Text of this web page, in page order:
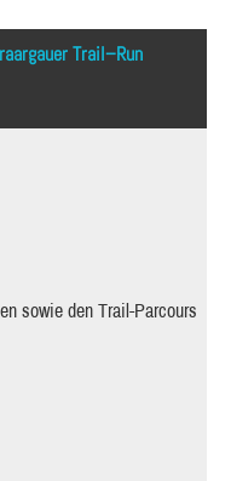
Trail–Run
sowie den Trail-Parcours